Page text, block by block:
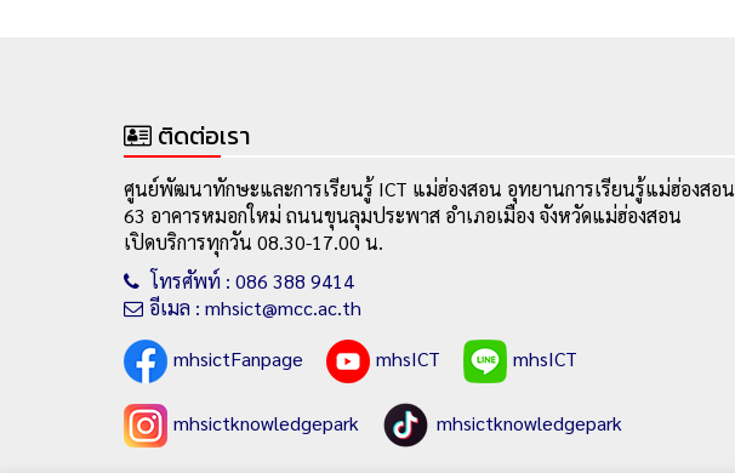
ติดต่อเรา
ศูนย์พัฒนาทักษะและการเรียนรู้ ICT แม่ฮ่องสอน อุทยานการเรียนรู้แม่ฮ่องสอน
63 อาคารหมอกใหม่ ถนนขุนลุมประพาส อำเภอเมือง จังหวัดแม่ฮ่องสอน
เปิดบริการทุกวัน 08.30-17.00 น.
โทรศัพท์ : 086 388 9414
อีเมล : mhsict@mcc.ac.th
mhsictFanpage
mhsICT mhsICT
mhsictknowledgepark mhsictknowledgepark